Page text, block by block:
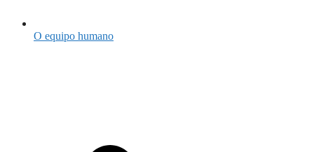
O equipo humano